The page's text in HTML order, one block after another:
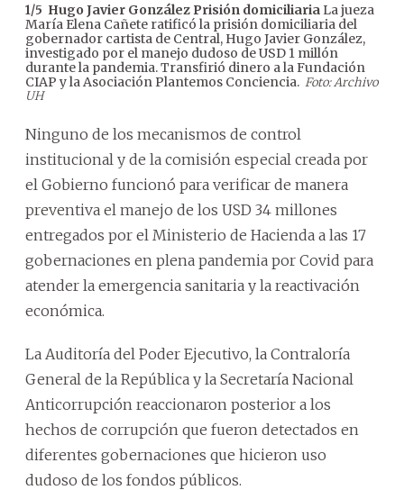
1/5 Hugo Javier González Prisión domiciliaria La jueza
María Elena Cañete ratificó la prisión domiciliaria del
gobernador cartista de Central, Hugo Javier González,
investigado por el manejo dudoso de USD 1 millón
durante la pandemia. Transfirió dinero a la Fundación
CIAP y la Asociación Plantemos Conciencia. Foto: Archivo
UH
Ninguno de los mecanismos de control
institucional y de la comisión especial creada por
el Gobierno funcionó para verificar de manera
preventiva el manejo de los USD 34 millones
entregados por el Ministerio de Hacienda a las 17
gobernaciones en plena pandemia por Covid para
atender la emergencia sanitaria y la reactivación
económica.
La Auditoría del Poder Ejecutivo, la Contraloría
General de la República y la Secretaría Nacional
Anticorrupción reaccionaron posterior a los
hechos de corrupción que fueron detectados en
diferentes gobernaciones que hicieron uso
dudoso de los fondos públicos.